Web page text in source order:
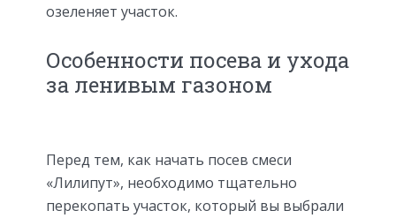
озеленяет участок.
Особенности посева и ухода
за ленивым газоном
Перед тем, как начать посев смеси
«Лилипут», необходимо тщательно
перекопать участок, который вы выбрали